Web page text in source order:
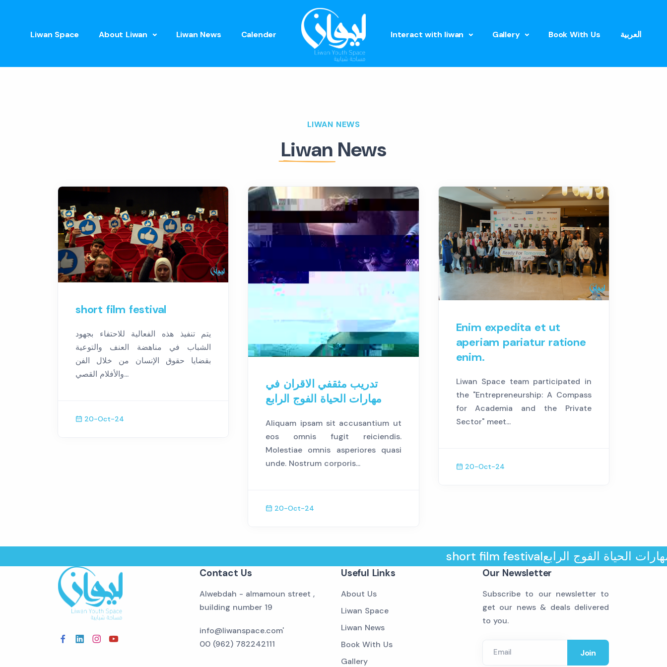
Liwan Space About Liwan Liwan News Calender Interact with liwan Gallery Book With Us العربية
LIWAN NEWS
Liwan News
short film festival
يتم تنفيذ هذه الفعالية للاحتفاء بجهود
الشباب في مناهضة العنف والتوعية
بقضايا حقوق الإنسان من خلال الفن
والأفلام القصي...
20-Oct-24
تدريب مثقفي الاقران في
مهارات الحياة الفوج الرابع
Aliquam ipsam sit accusantium ut
eos omnis fugit reiciendis.
Molestiae omnis asperiores quasi
unde. Nostrum corporis...
20-Oct-24
Enim expedita et ut
aperiam pariatur ratione
enim.
Liwan Space team participated in
the "Entrepreneurship: A Compass
for Academia and the Private
Sector" meet...
20-Oct-24
short film festivalمهارات الحياة الفوج الرابع
Contact Us
Alwebdah - almamoun street ,
building number 19
info@liwanspace.com'
00 (962) 782242111
Useful Links
About Us
Liwan Space
Liwan News
Book With Us
Gallery
Our Newsletter
Subscribe to our newsletter to
get our news & deals delivered
to you.
Email